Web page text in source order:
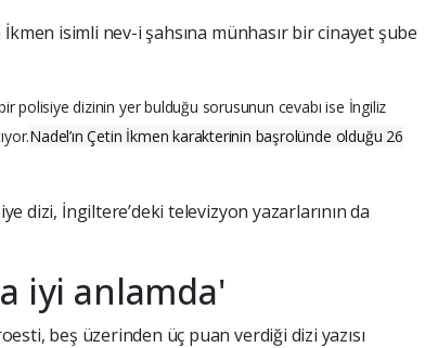
İkmen isimli nev-i şahsına münhasır bir cinayet şube
polisiye dizinin yer bulduğu sorusunun cevabı ise İngiliz
Nadel’ın Çetin İkmen karakterinin başrolünde olduğu 26
dizi, İngiltere’deki televizyon yazarlarının da
iyi anlamda'
beş üzerinden üç puan verdiği dizi yazısı